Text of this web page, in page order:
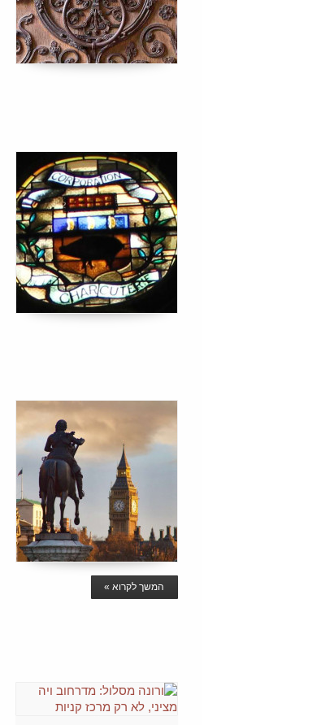
המשך לקרוא »